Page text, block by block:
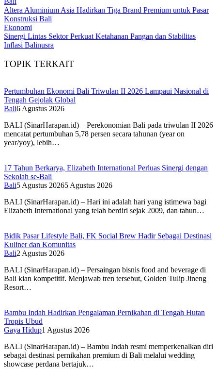
Altera Aluminium Asia Hadirkan Tiga Brand Premium untuk Pasar
Konstruksi Bali
Ekonomi
Sinergi Lintas Sektor Perkuat Ketahanan Pangan dan Stabilitas
Inflasi Balinusra
TOPIK TERKAIT
Pertumbuhan Ekonomi Bali Triwulan II 2026 Lampaui Nasional di
Tengah Gejolak Global
Bali6 Agustus 2026
BALI (SinarHarapan.id) – Perekonomian Bali pada triwulan II 2026
mencatat pertumbuhan 5,78 persen secara tahunan (year on
year/yoy), lebih…
17 Tahun Berkarya, Elizabeth International Perluas Sinergi dengan
Sekolah se-Bali
Bali5 Agustus 20265 Agustus 2026
BALI (SinarHarapan.id) – Hari ini adalah hari yang istimewa bagi
Elizabeth International yang telah berdiri sejak 2009, dan tahun…
Bidik Pasar Lifestyle Bali, FK Social Brew Hadir Sebagai Destinasi
Kuliner dan Komunitas
Bali2 Agustus 2026
BALI (SinarHarapan.id) – Persaingan bisnis food and beverage di
Bali kian kompetitif. Menjawab tren tersebut, Golden Tulip Jineng
Resort…
Bambu Indah Hadirkan Pengalaman Pernikahan di Tengah Hutan
Tropis Ubud
Gaya Hidup1 Agustus 2026
BALI (SinarHarapan.id) – Bambu Indah resmi memperkenalkan diri
sebagai destinasi pernikahan premium di Bali melalui wedding
showcase perdana bertajuk…